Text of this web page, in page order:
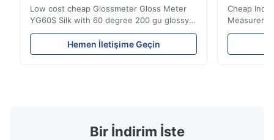
Low cost cheap Glossmeter Gloss Meter
YG60S Silk with 60 degree 200 gu glossy
measurement YG60S 60° Economic Gloss
Meter can test material with gloss (0-
200Gu), and universally apply to paint, ink,
Hemen İletişime Geçin
Cheap
meter Silk
Precision
Bir İndirim İste